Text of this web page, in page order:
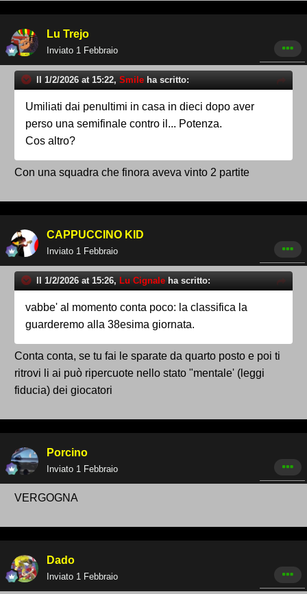
Lu Trejo
Inviato 1 Febbraio
Il 1/2/2026 at 15:22, Smile ha scritto:
Umiliati dai penultimi in casa in dieci dopo aver
perso una semifinale contro il... Potenza.
Cos altro?
Con una squadra che finora aveva vinto 2 partite
CAPPUCCINO KID
Inviato 1 Febbraio
Il 1/2/2026 at 15:26, Lu Cignale ha scritto:
vabbe' al momento conta poco: la classifica la
guarderemo alla 38esima giornata.
Conta conta, se tu fai le sparate da quarto posto e poi ti
ritrovi li ai può ripercuote nello stato "mentale' (leggi
fiducia) dei giocatori
Porcino
Inviato 1 Febbraio
VERGOGNA
Dado
Inviato 1 Febbraio